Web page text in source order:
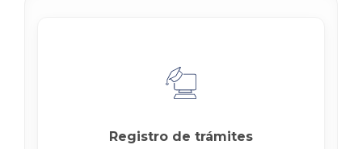
Registro de trámites